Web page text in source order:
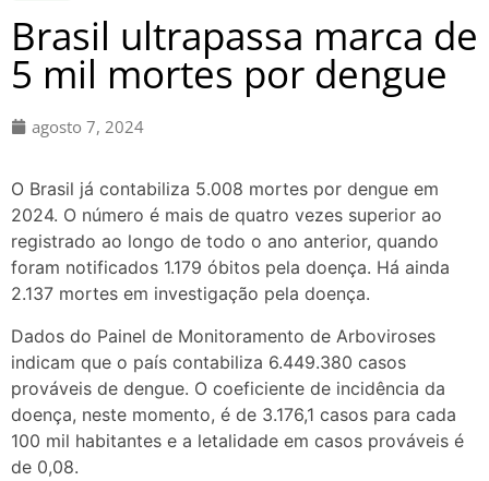
Brasil ultrapassa marca de
5 mil mortes por dengue
agosto 7, 2024
O Brasil já contabiliza 5.008 mortes por dengue em
2024. O número é mais de quatro vezes superior ao
registrado ao longo de todo o ano anterior, quando
foram notificados 1.179 óbitos pela doença. Há ainda
2.137 mortes em investigação pela doença.
Dados do Painel de Monitoramento de Arboviroses
indicam que o país contabiliza 6.449.380 casos
prováveis de dengue. O coeficiente de incidência da
doença, neste momento, é de 3.176,1 casos para cada
100 mil habitantes e a letalidade em casos prováveis é
de 0,08.